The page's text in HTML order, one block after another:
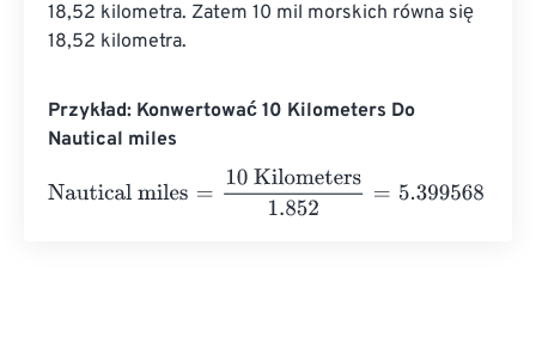
18,52 kilometra. Zatem 10 mil morskich równa się
18,52 kilometra.
Przykład: Konwertować 10 Kilometers Do
Nautical miles
Nautical miles
10 Kilometers1.852=5.399568 Nautical